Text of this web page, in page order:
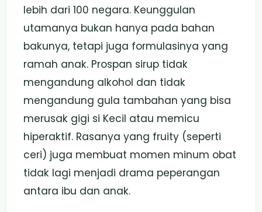
lebih dari 100 negara. Keunggulan
utamanya bukan hanya pada bahan
bakunya, tetapi juga formulasinya yang
ramah anak. Prospan sirup tidak
mengandung alkohol dan tidak
mengandung gula tambahan yang bisa
merusak gigi si Kecil atau memicu
hiperaktif. Rasanya yang fruity (seperti
ceri) juga membuat momen minum obat
tidak lagi menjadi drama peperangan
antara ibu dan anak.